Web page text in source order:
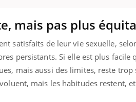
mais pas plus
satisfaits de leur vie sexuelle,
persistants. Si elle est plus facile
mais aussi des limites, reste trop
mais les habitudes restent,